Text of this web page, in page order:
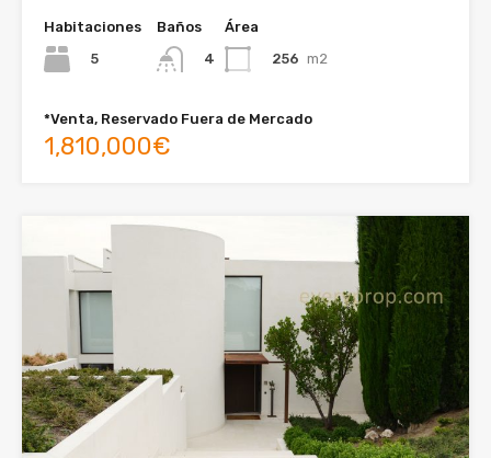
Habitaciones
5
Baños
4
Área
256 m2
*Venta, Reservado Fuera de Mercado
1,810,000€